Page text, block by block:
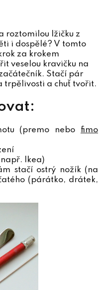
roztomilou lžičku z
i dospělé? V tomto
za krokem
veselou kravičku na
Stačí pár
trpělivosti a chuť tvořit.
(premo nebo fimo
Ikea)
stačí ostrý nožík (na
(párátko, drátek,